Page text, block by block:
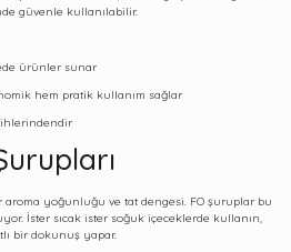
güvenle kullanılabilir.
ürünler sunar
hem pratik kullanım sağlar
yoğunluğu ve tat dengesi. FO şuruplar bu
İster sıcak ister soğuk içeceklerde kullanın,
bir dokunuş yapar.